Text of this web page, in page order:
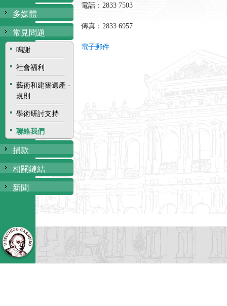
多媒體
常見問題
鳴謝
社會福利
藝術和建築遺產 -
規則
學術研討支持
聯絡我們
捐款
相關鏈結
新聞
電話： 2833 7503
傳真： 2833 6957
電子郵件